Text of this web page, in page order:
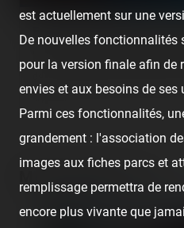
Foire du Port (Valras-
[SRLP 23/24] La Foire du Port
la…
est actuellement sur une
De nouvelles fonctionnalités
pour la version finale afin de
envies et aux besoins de ses
Parmi ces fonctionnalités,
grandement : l'association
images aux fiches parcs et
remplissage permettra de
encore plus vivante que